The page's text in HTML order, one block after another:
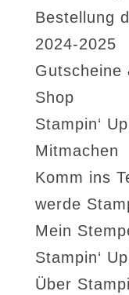
Bestellung
2024-2025
Gutscheine
Shop
Stampin‘
Mitmachen
Komm ins
werde
Mein
Stampin‘
Über